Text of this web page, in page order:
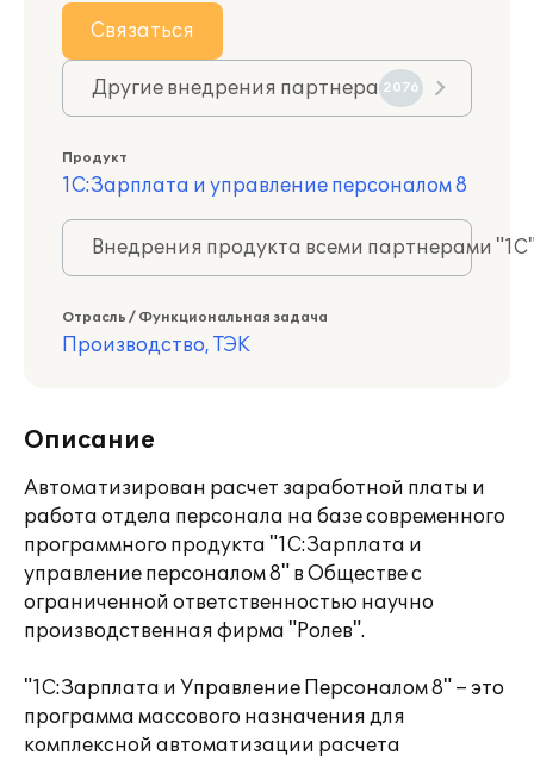
Связаться
Другие внедрения партнера 2076
Продукт
1С:Зарплата и управление персоналом 8
Внедрения продукта всеми партнерами
Отрасль / Функциональная задача
Производство, ТЭК
Описание
Автоматизирован расчет заработной платы и
работа отдела персонала на базе современного
программного продукта "1С:Зарплата и
управление персоналом 8" в Обществе с
ограниченной ответственностью научно
производственная фирма "Ролев".
"1С:Зарплата и Управление Персоналом 8" – это
программа массового назначения для
комплексной автоматизации расчета